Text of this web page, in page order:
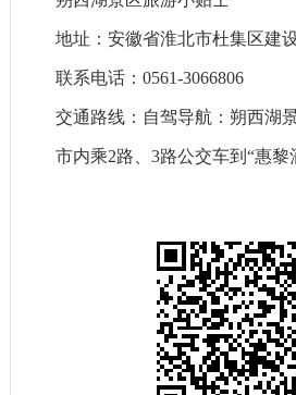
地址：安徽省淮北市杜集区建
联系电话：0561-3066806
交通路线：自驾导航：朔西湖
市内乘2路、3路公交车到“惠黎